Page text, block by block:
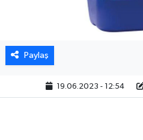
Paylaş
19.06.2023 - 12:54